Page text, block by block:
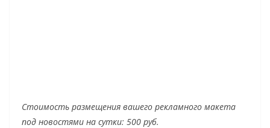
Стоимость размещения вашего рекламного макета
под новостями на сутки: 500 руб.